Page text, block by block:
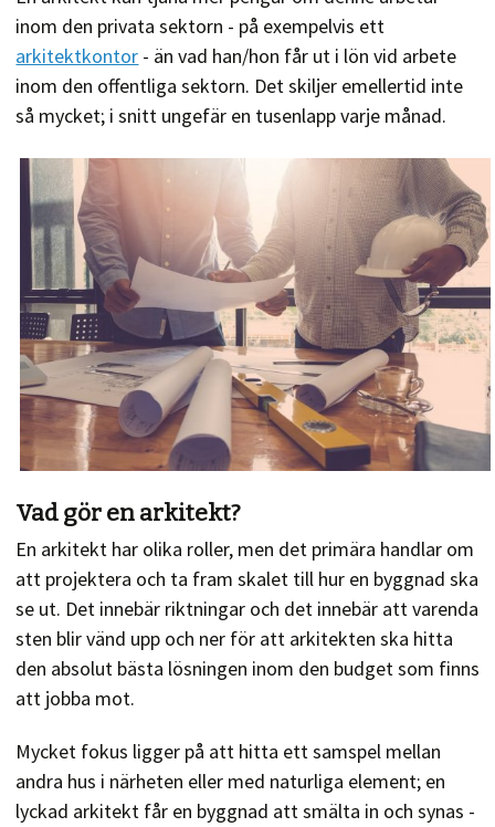
inom den privata sektorn - på exempelvis ett
arkitektkontor - än vad han/hon får ut i lön vid arbete
inom den offentliga sektorn. Det skiljer emellertid inte
så mycket; i snitt ungefär en tusenlapp varje månad.
Vad gör en arkitekt?
En arkitekt har olika roller, men det primära handlar om
att projektera och ta fram skalet till hur en byggnad ska
se ut. Det innebär riktningar och det innebär att varenda
sten blir vänd upp och ner för att arkitekten ska hitta
den absolut bästa lösningen inom den budget som finns
att jobba mot.
Mycket fokus ligger på att hitta ett samspel mellan
andra hus i närheten eller med naturliga element; en
lyckad arkitekt får en byggnad att smälta in och synas -